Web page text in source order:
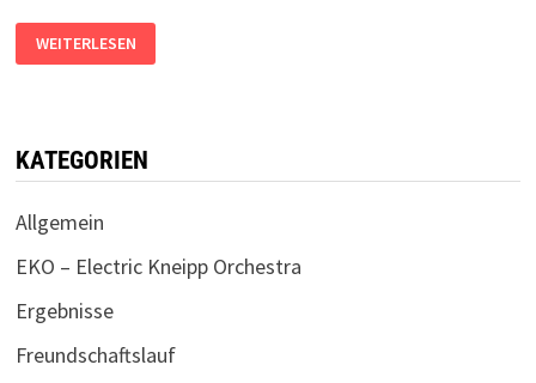
TRAININGSVIDEOS
WEITERLESEN
KATEGORIEN
Allgemein
EKO – Electric Kneipp Orchestra
Ergebnisse
Freundschaftslauf